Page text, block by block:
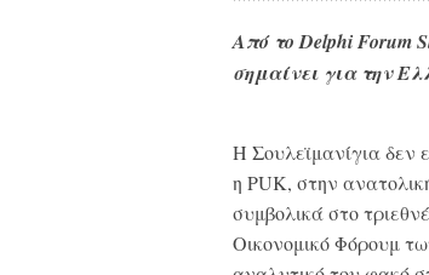
Από το Delphi Forum
σημαίνει για την
Η Σουλεϊμανίγια δεν
η PUK, στην
συμβολικά στο
Οικονομικό Φόρουμ